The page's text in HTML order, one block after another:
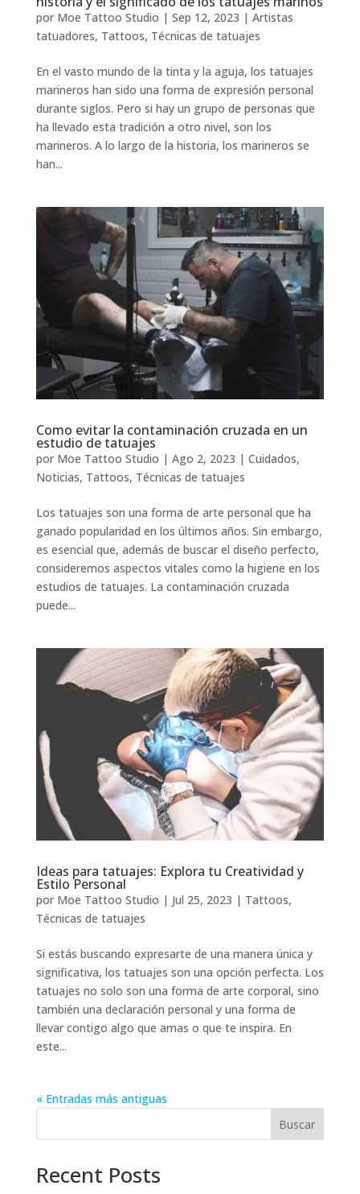
por Moe Tattoo Studio | Sep 12, 2023 | Artistas
tatuadores, Tattoos, Técnicas de tatuajes
En el vasto mundo de la tinta y la aguja, los tatuajes
marineros han sido una forma de expresión personal
durante siglos. Pero si hay un grupo de personas que
ha llevado esta tradición a otro nivel, son los
marineros. A lo largo de la historia, los marineros se
han...
Como evitar la contaminación cruzada en un
estudio de tatuajes
por Moe Tattoo Studio | Ago 2, 2023 | Cuidados,
Noticias, Tattoos, Técnicas de tatuajes
Los tatuajes son una forma de arte personal que ha
ganado popularidad en los últimos años. Sin embargo,
es esencial que, además de buscar el diseño perfecto,
consideremos aspectos vitales como la higiene en los
estudios de tatuajes. La contaminación cruzada
puede...
Ideas para tatuajes: Explora tu Creatividad y
Estilo Personal
por Moe Tattoo Studio | Jul 25, 2023 | Tattoos,
Técnicas de tatuajes
Si estás buscando expresarte de una manera única y
significativa, los tatuajes son una opción perfecta. Los
tatuajes no solo son una forma de arte corporal, sino
también una declaración personal y una forma de
llevar contigo algo que amas o que te inspira. En
este...
« Entradas más antiguas
Buscar
Recent Posts